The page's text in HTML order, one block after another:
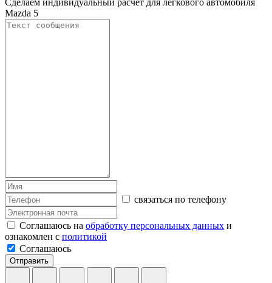
Сделаем индивидуальный расчет для легкового автомобиля
Mazda 5
связаться по телефону
Соглашаюсь на обработку персональных данных и
ознакомлен с политикой
Соглашаюсь
Отправить